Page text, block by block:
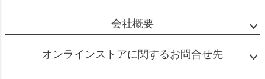
会社概要
オンラインストアに関するお問合せ先